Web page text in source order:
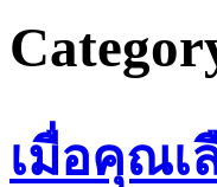
เมื่อคุณเ